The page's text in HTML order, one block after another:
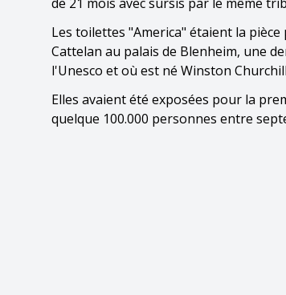
Les toilettes "America" étaient la
Cattelan au palais de Blenheim, une
l'Unesco et où est né Winston
Elles avaient été exposées pour la
quelque 100.000 personnes entre